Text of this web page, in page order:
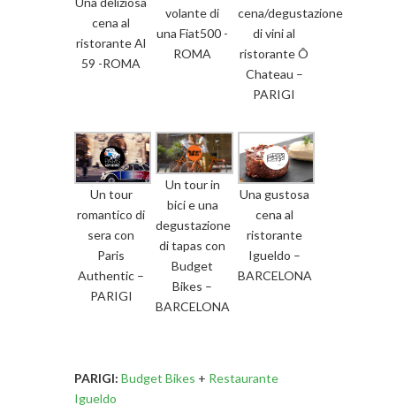
cena al
ristorante Al
59 -ROMA
volante di
una Fiat500 -
ROMA
cena/degustazione
di vini al
ristorante Ô
Chateau –
PARIGI
Un tour
romantico di
sera con
Paris
Authentic –
PARIGI
Un tour in
bici e una
degustazione
di tapas con
Budget
Bikes –
BARCELONA
Una gustosa
cena al
ristorante
Igueldo –
BARCELONA
PARIGI: Budget Bikes + Restaurante
Igueldo